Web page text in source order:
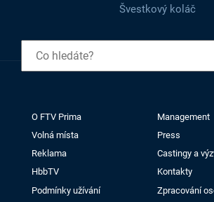
Švestkový koláč
O FTV Prima
Management
Volná místa
Press
Reklama
Castingy a
HbbTV
Kontakty
Podmínky užívání
Zpracování